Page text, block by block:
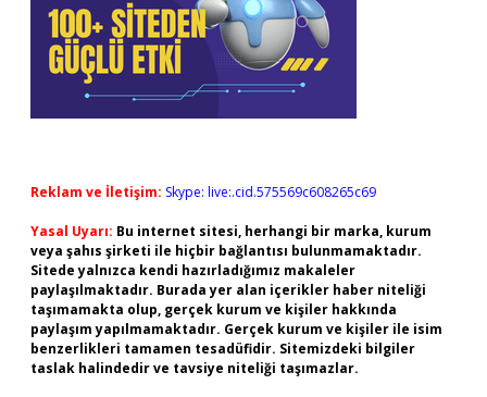
Reklam ve İletişim: Skype: live:.cid.575569c608265c69
Yasal Uyarı: Bu internet sitesi, herhangi bir marka, kurum
veya şahıs şirketi ile hiçbir bağlantısı bulunmamaktadır.
Sitede yalnızca kendi hazırladığımız makaleler
paylaşılmaktadır. Burada yer alan içerikler haber niteliği
taşımamakta olup, gerçek kurum ve kişiler hakkında
paylaşım yapılmamaktadır. Gerçek kurum ve kişiler ile isim
benzerlikleri tamamen tesadüfidir. Sitemizdeki bilgiler
taslak halindedir ve tavsiye niteliği taşımazlar.